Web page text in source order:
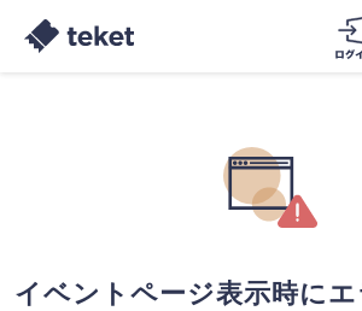
イベントページ表示時に